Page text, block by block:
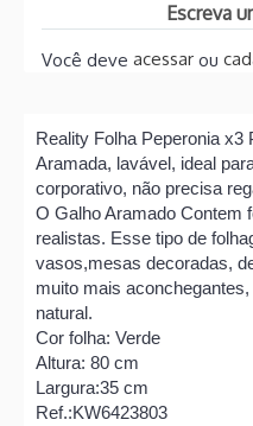
Escreva
Você deve acessar ou
Reality Folha Peperonia x3
Aramada, lavável, ideal
corporativo, não precisa
O Galho Aramado Contem
realistas. Esse tipo de
vasos,mesas decoradas,
muito mais
natural.
Cor folha: Verde
Altura: 80 cm
Largura:35 cm
Ref.:KW6423803